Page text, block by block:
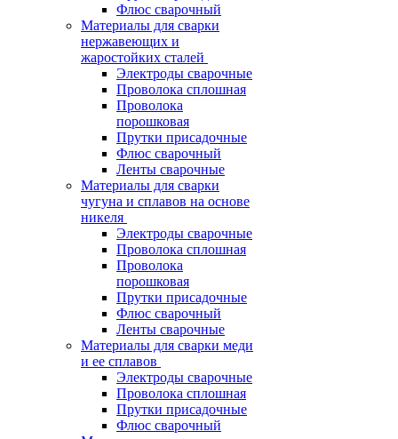
Флюс сварочный
Материалы для сварки
нержавеющих и
жаростойких сталей
Электроды сварочные
Проволока сплошная
Проволока
порошковая
Прутки присадочные
Флюс сварочный
Ленты сварочные
Материалы для сварки
чугуна и сплавов на основе
никеля
Электроды сварочные
Проволока сплошная
Проволока
порошковая
Прутки присадочные
Флюс сварочный
Ленты сварочные
Материалы для сварки меди
и ее сплавов
Электроды сварочные
Проволока сплошная
Прутки присадочные
Флюс сварочный